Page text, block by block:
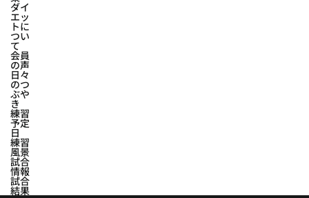
ダイ
エッ
トに
つい
て
会員
の声
日々
のつ
ぶや
き
練習
予定
日
練習
風景
試合
情報
試合
結果